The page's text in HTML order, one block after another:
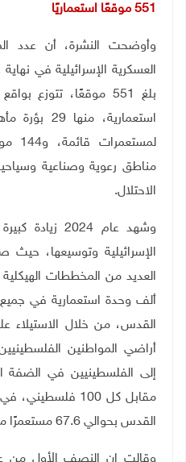
551 موقعًا استعماريًا
وأوضحت النشرة، أن عدد
استعمارية،
مناطق رعوية وصناعية
الاحتلال.
وشهد عام 2024
الإسرائيلية وتوسيعها،
ألف وحدة استعمارية في جميع
أراضي المواطنين
مقابل كل 100
القدس بحوالي 67.6 مستعمرًا مقابل كل 100 فلسطيني